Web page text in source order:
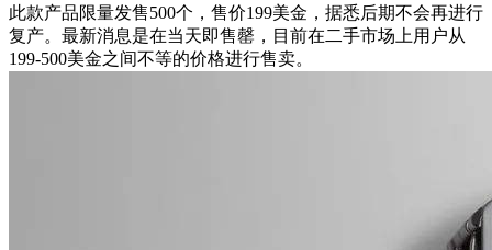
此款产品限量发售500个，售价199美金，据悉后期不会再进行
复产。最新消息是在当天即售罄，目前在二手市场上用户从
199-500美金之间不等的价格进行售卖。